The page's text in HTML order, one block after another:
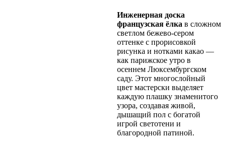
Инженерная доска
французская ёлка в сложном
светлом бежево-сером
оттенке с прорисовкой
рисунка и нотками какао —
как парижское утро в
осеннем Люксембургском
саду. Этот многослойный
цвет мастерски выделяет
каждую плашку знаменитого
узора, создавая живой,
дышащий пол с богатой
игрой светотени и
благородной патиной.